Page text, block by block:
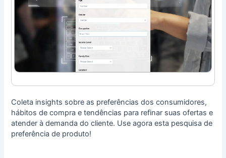
Coleta insights sobre as preferências dos consumidores,
hábitos de compra e tendências para refinar suas ofertas e
atender à demanda do cliente. Use agora esta pesquisa de
preferência de produto!